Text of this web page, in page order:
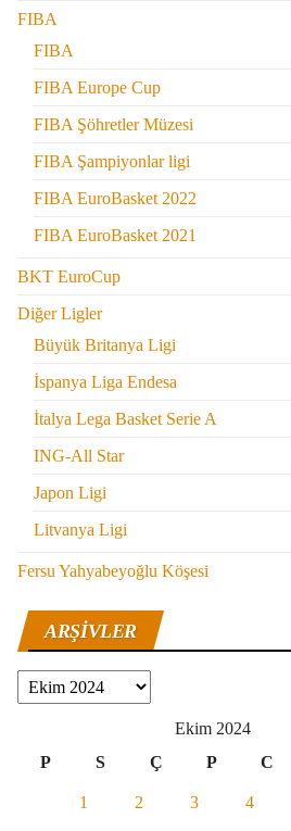
FIBA
FIBA
FIBA Europe Cup
FIBA Şöhretler Müzesi
FIBA Şampiyonlar ligi
FIBA EuroBasket 2022
FIBA EuroBasket 2021
BKT EuroCup
Diğer Ligler
Büyük Britanya Ligi
İspanya Liga Endesa
İtalya Lega Basket Serie A
ING-All Star
Japon Ligi
Litvanya Ligi
Fersu Yahyabeyoğlu Köşesi
ARŞIVLER
Arşivler
Ekim 2024
P
S Ç P C
1 2 3 4